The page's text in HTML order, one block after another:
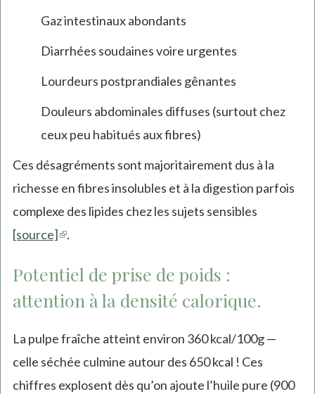
Gaz intestinaux abondants
Diarrhées soudaines voire urgentes
Lourdeurs postprandiales gênantes
Douleurs abdominales diffuses (surtout chez
ceux peu habitués aux fibres)
Ces désagréments sont majoritairement dus à la
richesse en fibres insolubles et à la digestion parfois
complexe des lipides chez les sujets sensibles
[source](link
external)
.
Potentiel de prise de poids :
attention à la densité calorique.
La pulpe fraîche atteint environ 360 kcal/100g —
celle séchée culmine autour des 650 kcal ! Ces
chiffres explosent dès qu’on ajoute l’huile pure (900